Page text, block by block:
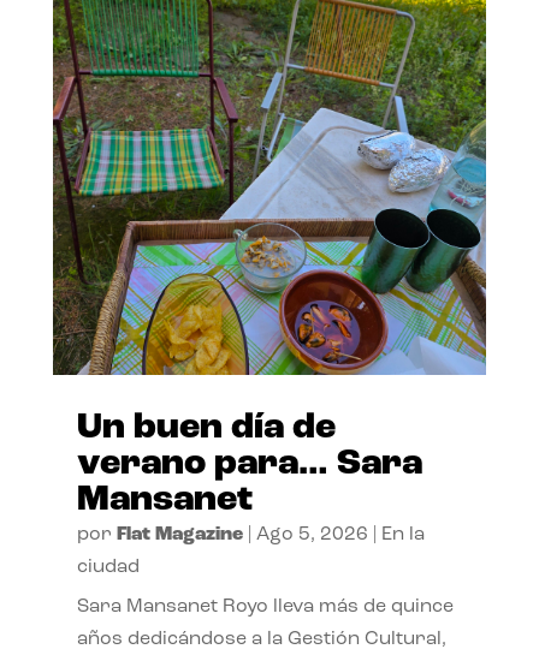
Un buen día de
verano para… Sara
Mansanet
por Flat Magazine| Ago 5, 2026
En la
ciudad
Sara Mansanet Royo lleva más de quince
años dedicándose a la Gestión Cultural,